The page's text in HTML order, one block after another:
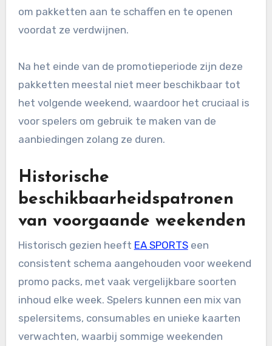
om pakketten aan te schaffen en te openen
voordat ze verdwijnen.
Na het einde van de promotieperiode zijn deze
pakketten meestal niet meer beschikbaar tot
het volgende weekend, waardoor het cruciaal is
voor spelers om gebruik te maken van de
aanbiedingen zolang ze duren.
Historische
beschikbaarheidspatronen
van voorgaande weekenden
Historisch gezien heeft EA SPORTSeen
consistent schema aangehouden voor weekend
promo packs, met vaak vergelijkbare soorten
inhoud elke week. Spelers kunnen een mix van
spelersitems, consumables en unieke kaarten
verwachten, waarbij sommige weekenden